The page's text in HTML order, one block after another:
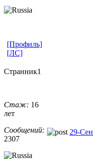
[Профиль]
[ЛС]
Странник1
Стаж: 16
лет
Сообщений:
2307
29-